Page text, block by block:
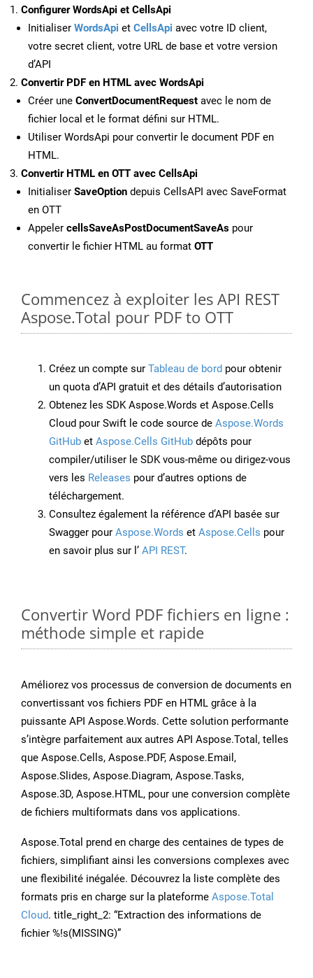
Configurer WordsApi et CellsApi
Initialiser WordsApi et CellsApi avec votre ID client,
votre secret client, votre URL de base et votre version
d’API
Convertir PDF en HTML avec WordsApi
Créer une ConvertDocumentRequest avec le nom de
fichier local et le format défini sur HTML.
Utiliser WordsApi pour convertir le document PDF en
HTML.
Convertir HTML en OTT avec CellsApi
Initialiser SaveOption depuis CellsAPI avec SaveFormat
en OTT
Appeler cellsSaveAsPostDocumentSaveAs pour
convertir le fichier HTML au format OTT
Commencez à exploiter les API REST
Aspose.Total pour PDF to OTT
Créez un compte sur Tableau de bord pour obtenir
un quota d’API gratuit et des détails d’autorisation
Obtenez les SDK Aspose.Words et Aspose.Cells
Cloud pour Swift le code source de Aspose.Words
GitHub et Aspose.Cells GitHub dépôts pour
compiler/utiliser le SDK vous-même ou dirigez-vous
vers les Releases pour d’autres options de
téléchargement.
Consultez également la référence d’API basée sur
Swagger pour Aspose.Words et Aspose.Cells pour
en savoir plus sur l’ API REST.
Convertir Word PDF fichiers en ligne :
méthode simple et rapide
Améliorez vos processus de conversion de documents en
convertissant vos fichiers PDF en HTML grâce à la
puissante API Aspose.Words. Cette solution performante
s’intègre parfaitement aux autres API Aspose.Total, telles
que Aspose.Cells, Aspose.PDF, Aspose.Email,
Aspose.Slides, Aspose.Diagram, Aspose.Tasks,
Aspose.3D, Aspose.HTML, pour une conversion complète
de fichiers multiformats dans vos applications.
Aspose.Total prend en charge des centaines de types de
fichiers, simplifiant ainsi les conversions complexes avec
une flexibilité inégalée. Découvrez la liste complète des
formats pris en charge sur la plateforme Aspose.Total
Cloud. title_right_2: “Extraction des informations de
fichier %!s(MISSING)”